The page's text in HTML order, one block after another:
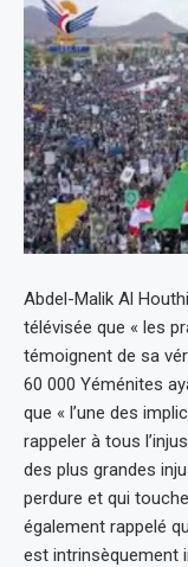
Abdel-Malik Al
télévisée que « les
témoignent de sa
60 000 Yéménites
que « l’une des
rappeler à tous
des plus grandes
perdure et qui
également rappelé
est intrinsèquement